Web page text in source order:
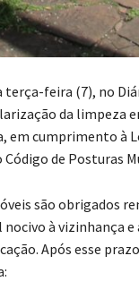
terça-feira (7), no
da limpeza
em cumprimento à
de Posturas
são obrigados
à vizinhança
Após esse